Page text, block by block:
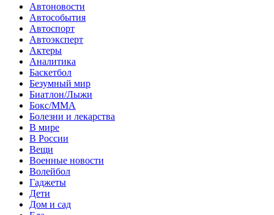
Автоновости
Автособытия
Автоспорт
Автоэксперт
Актеры
Аналитика
Баскетбол
Безумный мир
Биатлон/Лыжи
Бокс/MMA
Болезни и лекарства
В мире
В России
Вещи
Военные новости
Волейбол
Гаджеты
Дети
Дом и сад